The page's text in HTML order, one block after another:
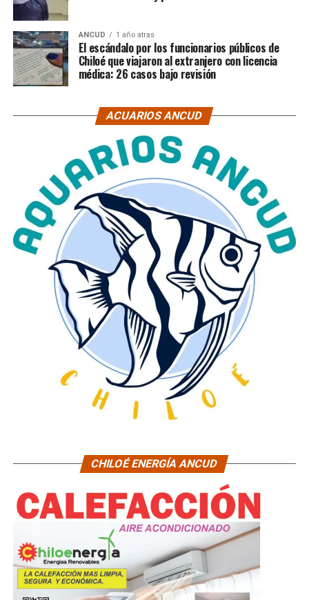
ANCUD 1 año atras
El escándalo por los funcionarios públicos de
Chiloé que viajaron al extranjero con licencia
médica: 26 casos bajo revisión
ACUARIOS ANCUD
CHILOÉ ENERGÍA ANCUD